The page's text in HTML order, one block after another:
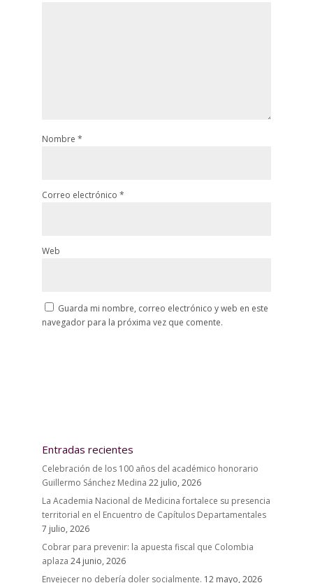
Nombre *
Correo electrónico *
Web
Guarda mi nombre, correo electrónico y web en este
navegador para la próxima vez que comente.
Entradas recientes
Celebración de los 100 años del académico honorario
Guillermo Sánchez Medina 22 julio, 2026
La Academia Nacional de Medicina fortalece su presencia
territorial en el Encuentro de Capítulos Departamentales
7 julio, 2026
Cobrar para prevenir: la apuesta fiscal que Colombia
aplaza 24 junio, 2026
Envejecer no debería doler socialmente. 12 mayo, 2026